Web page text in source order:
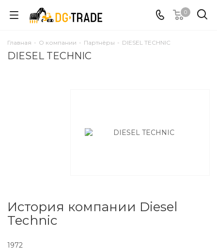
0
Главная - О компании - Партнёры - DIESEL TECHNIC
DIESEL TECHNIC
История компании Diesel
Technic
1972